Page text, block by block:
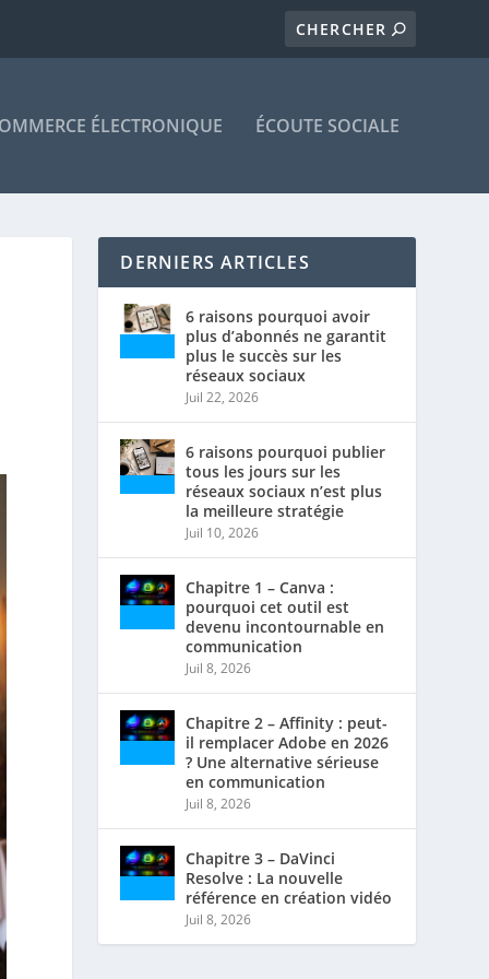
ÉLECTRONIQUE ÉCOUTE SOCIALE
DERNIERS ARTICLES
6 raisons pourquoi avoir
plus d’abonnés ne garantit
plus le succès sur les
réseaux sociaux
Juil 22, 2026
6 raisons pourquoi publier
tous les jours sur les
réseaux sociaux n’est plus
la meilleure stratégie
Juil 10, 2026
Chapitre 1 – Canva :
pourquoi cet outil est
devenu incontournable en
communication
Juil 8, 2026
Chapitre 2 – Affinity : peut-
il remplacer Adobe en 2026
? Une alternative sérieuse
en communication
Juil 8, 2026
Chapitre 3 – DaVinci
Resolve : La nouvelle
référence en création vidéo
Juil 8, 2026